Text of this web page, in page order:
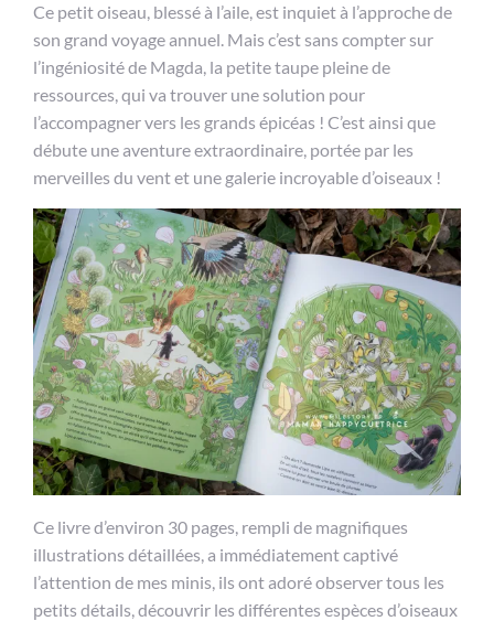
Ce petit oiseau, blessé à l’aile, est inquiet à l’approche de
son grand voyage annuel. Mais c’est sans compter sur
l’ingéniosité de Magda, la petite taupe pleine de
ressources, qui va trouver une solution pour
l’accompagner vers les grands épicéas ! C’est ainsi que
débute une aventure extraordinaire, portée par les
merveilles du vent et une galerie incroyable d’oiseaux !
Ce livre d’environ 30 pages, rempli de magnifiques
illustrations détaillées, a immédiatement captivé
l’attention de mes minis, ils ont adoré observer tous les
petits détails, découvrir les différentes espèces d’oiseaux